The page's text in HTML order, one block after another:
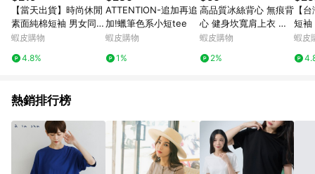
日期+180天以內至LINE購物客服洽詢；若超過180天(含)以上進
行申訴，恕無法贈點回饋。 10. 部分點數紅包僅限指定商品使
用，或不適用於無回饋商品。各點數紅包之適用商品與使用條件
請依點數紅包頁面規則為準。
【當天出貨】時尚休閒
素面純棉短袖 男女同款
手感順滑 舒適不悶 自
寬鬆圓領 挺括有型百搭
蝦皮購物
4.8%
ATTENTION-追加再追
加!蠟筆色系小短tee
蝦皮購物
1%
高品質冰絲背心 無痕背
心 健身坎寬肩上衣 跑
步運動款無痕背心 速幹
心 P
蝦皮購物
2%
【
短袖
季短
衣
蝦皮
熱銷排行榜